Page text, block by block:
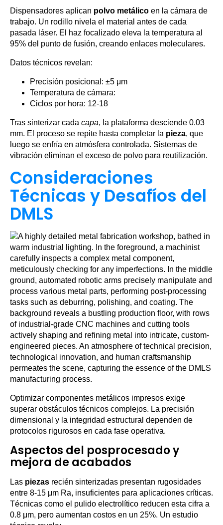
Dispensadores aplican polvo metálico en la cámara de
trabajo. Un rodillo nivela el material antes de cada
pasada láser. El haz focalizado eleva la temperatura al
95% del punto de fusión, creando enlaces moleculares.
Datos técnicos revelan:
Precisión posicional: ±5 μm
Temperatura de cámara:
Ciclos por hora: 12-18
Tras sinterizar cada capa, la plataforma desciende 0.03
mm. El proceso se repite hasta completar la pieza, que
luego se enfría en atmósfera controlada. Sistemas de
vibración eliminan el exceso de polvo para reutilización.
Consideraciones
Técnicas y Desafíos del
DMLS
Optimizar componentes metálicos impresos exige
superar obstáculos técnicos complejos. La precisión
dimensional y la integridad estructural dependen de
protocolos rigurosos en cada fase operativa.
Aspectos del posprocesado y
mejora de acabados
Las piezas recién sinterizadas presentan rugosidades
entre 8-15 μm Ra, insuficientes para aplicaciones críticas.
Técnicas como el pulido electrolítico reducen esta cifra a
0.8 μm, pero aumentan costos en un 25%. Un estudio